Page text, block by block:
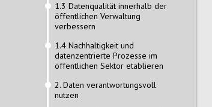
1.3 Datenqualität innerhalb der
öffentlichen Verwaltung
verbessern
1.4 Nachhaltigkeit und
datenzentrierte Prozesse im
öffentlichen Sektor etablieren
2. Daten verantwortungsvoll
nutzen